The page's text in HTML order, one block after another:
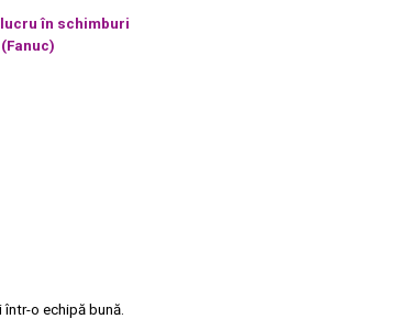
lucru în schimburi
o echipă bună.